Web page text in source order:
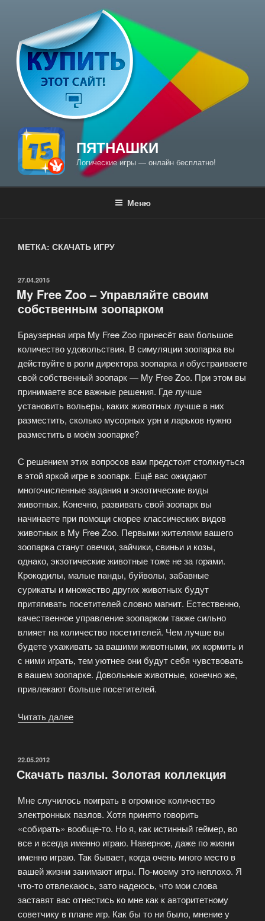
содержимому
ПЯТНАШКИ
Логические игры — онлайн бесплатно!
Меню
МЕТКА: СКАЧАТЬ ИГРУ
ОПУБЛИКОВАНО
27.04.2015
My Free Zoo – Управляйте своим
собственным зоопарком
Браузерная игра My Free Zoo принесёт вам большое
количество удовольствия. В симуляции зоопарка вы
действуйте в роли директора зоопарка и обустраиваете
свой собственный зоопарк — My Free Zoo. При этом вы
принимаете все важные решения. Где лучше
установить вольеры, каких животных лучше в них
разместить, сколько мусорных урн и ларьков нужно
разместить в моём зоопарке?
С решением этих вопросов вам предстоит столкнуться
в этой яркой игре в зоопарк. Ещё вас ожидают
многочисленные задания и экзотические виды
животных. Конечно, развивать свой зоопарк вы
начинаете при помощи скорее классических видов
животных в My Free Zoo. Первыми жителями вашего
зоопарка станут овечки, зайчики, свиньи и козы,
однако, экзотические животные тоже не за горами.
Крокодилы, малые панды, буйволы, забавные
сурикаты и множество других животных будут
притягивать посетителей словно магнит. Естественно,
качественное управление зоопарком также сильно
влияет на количество посетителей. Чем лучше вы
будете ухаживать за вашими животными, их кормить и
с ними играть, тем уютнее они будут себя чувствовать
в вашем зоопарке. Довольные животные, конечно же,
привлекают больше посетителей.
Читать далее
Управляйте
собственным
зоопарком»
ОПУБЛИКОВАНО
22.05.2012
Скачать пазлы. Золотая коллекция
Мне случилось поиграть в огромное количество
электронных пазлов. Хотя принято говорить
«собирать» вообще-то. Но я, как истинный геймер, во
все и всегда именно играю. Наверное, даже по жизни
именно играю. Так бывает, когда очень много место в
вашей жизни занимают игры. По-моему это неплохо. Я
что-то отвлекаюсь, зато надеюсь, что мои слова
заставят вас отнестись ко мне как к авторитетному
советчику в плане игр. Как бы то ни было, мнение у